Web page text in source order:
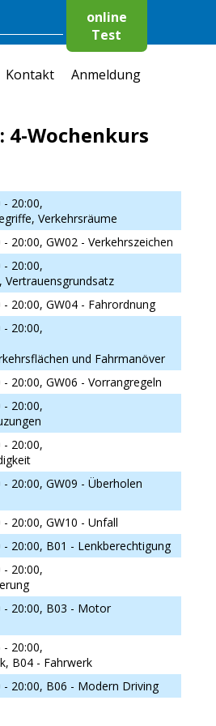
online
Test
Kontakt Anmeldung
4-Wochenkurs
- 20:00,
Verkehrsräume
- 20:00, GW02 - Verkehrszeichen
- 20:00,
Vertrauensgrundsatz
- 20:00, GW04 - Fahrordnung
- 20:00,
und Fahrmanöver
- 20:00, GW06 - Vorrangregeln
- 20:00,
- 20:00,
- 20:00, GW09 - Überholen
- 20:00, GW10 - Unfall
- 20:00, B01 - Lenkberechtigung
- 20:00,
- 20:00, B03 - Motor
- 20:00,
B04 - Fahrwerk
- 20:00, B06 - Modern Driving